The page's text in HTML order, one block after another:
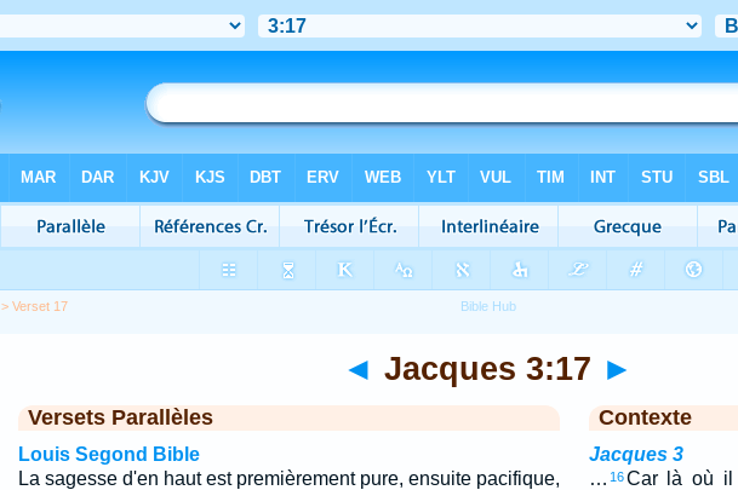
> Verset 17
◄ Jacques 3:17 ►
Versets Parallèles
Louis Segond Bible
La sagesse d'en haut est premièrement pure, ensuite pacifique,
Contexte
Jacques 3
… 16Car là où il